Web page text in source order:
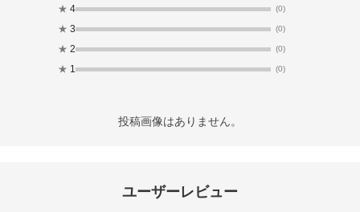
★ 4 (0)
★ 3 (0)
★ 2 (0)
★ 1 (0)
投稿画像はありません。
ユーザーレビュー